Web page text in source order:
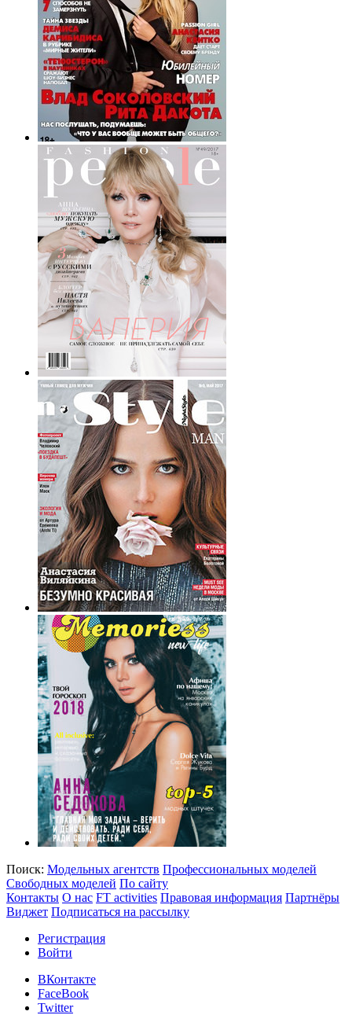
Поиск: Модельных агентств Профессиональных моделей
Свободных моделей По сайту
Контакты О нас FT activities Правовая информация Партнёры
Виджет Подписаться на рассылку
Регистрация
Войти
ВКонтакте
FaceBook
Twitter